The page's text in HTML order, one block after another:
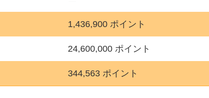
1,436,900 ポイント
24,600,000 ポイント
344,563 ポイント